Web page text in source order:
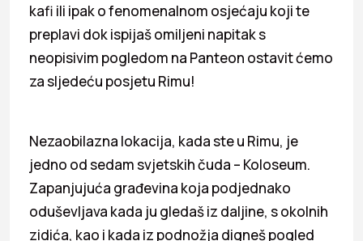
kafi ili ipak o fenomenalnom osjećaju koji te
preplavi dok ispijaš omiljeni napitak s
neopisivim pogledom na Panteon ostavit ćemo
za sljedeću posjetu Rimu!
Nezaobilazna lokacija, kada ste u Rimu, je
jedno od sedam svjetskih čuda – Koloseum.
Zapanjujuća građevina koja podjednako
oduševljava kada ju gledaš iz daljine, s okolnih
zidića, kao i kada iz podnožja digneš pogled